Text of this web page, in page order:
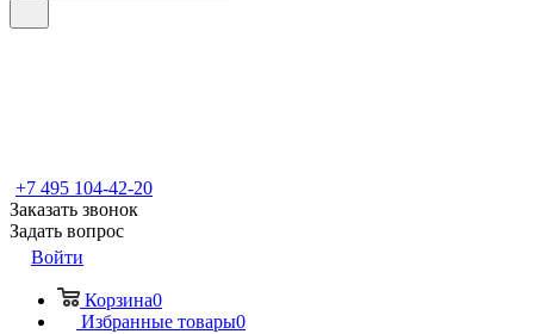
+7 495 104-42-20
Заказать звонок
Задать вопрос
Войти
Корзина0
Избранные товары0